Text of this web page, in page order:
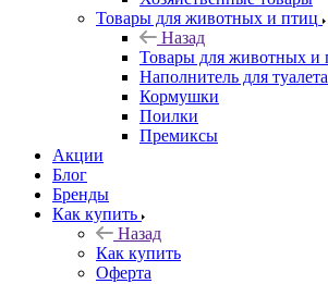
Товары для животных и птиц
Назад
Товары для животных и
Наполнитель для туалета
Кормушки
Поилки
Премиксы
Акции
Блог
Бренды
Как купить
Назад
Как купить
Оферта